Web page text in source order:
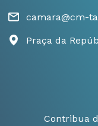
camara@cm-
Praça da
Contribua